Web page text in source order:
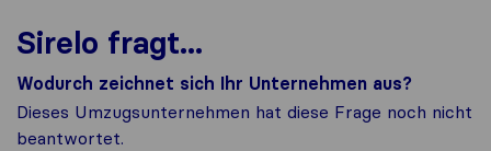
Sirelo fragt...
Wodurch zeichnet sich Ihr Unternehmen aus?
Dieses Umzugsunternehmen hat diese Frage noch nicht
beantwortet.